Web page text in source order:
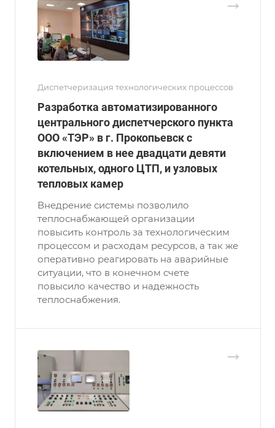
Диспетчеризация технологических процессов
Разработка автоматизированного
центрального диспетчерского пункта
ООО «ТЭР» в г. Прокопьевск с
включением в нее двадцати девяти
котельных, одного ЦТП, и узловых
тепловых камер
Внедрение системы позволило
теплоснабжающей организации
повысить контроль за технологическим
процессом и расходам ресурсов, а так же
оперативно реагировать на аварийные
ситуации, что в конечном счете
повысило качество и надежность
теплоснабжения.